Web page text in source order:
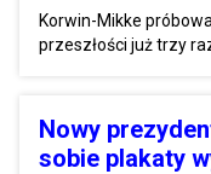
Korwin-Mikke
przeszłości już trzy
Nowy
sobie plakaty